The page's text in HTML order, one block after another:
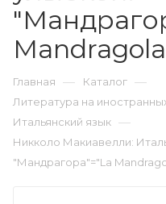
Главная — Каталог —
Литература на
Итальянский язык —
Никколо Макиавелли:
"Мандрагора"="La